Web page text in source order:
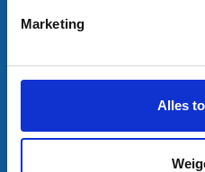
Marketing
Alles
info@sneleenposter.nl
37045320
Klantenservice